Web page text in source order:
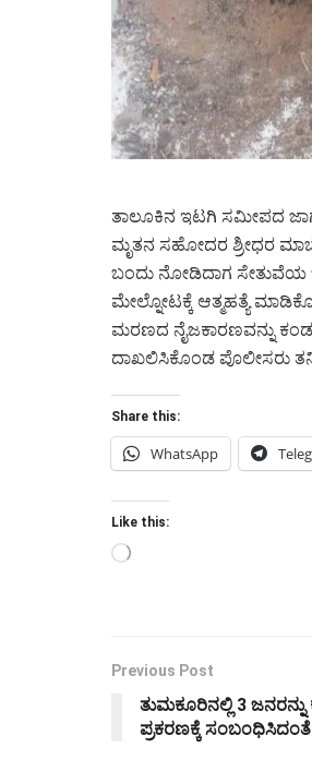
ತಾಲೂಕಿನ ಇಟಗಿ ಸಮೀಪದ
ಮೃತನ ಸಹೋದರ ಶ್ರೀಧರ
ಬಂದು ನೋಡಿದಾಗ ಸೇತುವೆಯ
ಮೇಲ್ನೋಟಕ್ಕೆ ಆತ್ಮಹತ್ಯೆ
ಮರಣದ ನೈಜಕಾರಣವನ್ನು
ದಾಖಲಿಸಿಕೊಂಡ ಪೊಲೀಸರು
Share this:
WhatsApp
Like this:
Loading…
Previous Post
ತುಮಕೂರಿನಲ್ಲಿ 3 ಜನರನ್ನು
ಪ್ರಕರಣಕ್ಕೆ